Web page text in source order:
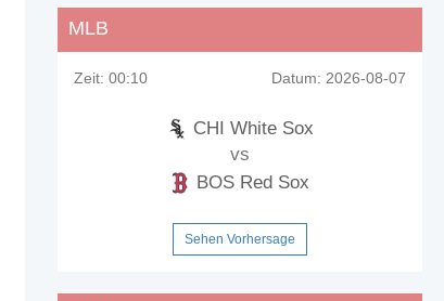
MLB
Zeit: 00:10 Datum: 2026-08-07
CHI White Sox
vs
BOS Red Sox
Sehen Vorhersage